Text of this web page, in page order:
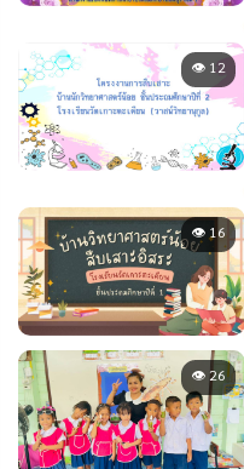
👁 12
👁 16
👁 26